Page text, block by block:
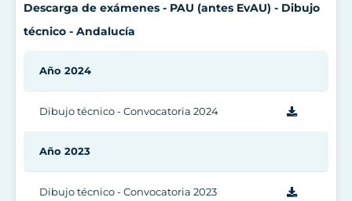
Descarga de exámenes - PAU (antes EvAU) - Dibujo
técnico - Andalucía
Año 2024
Dibujo técnico - Convocatoria 2024
Año 2023
Dibujo técnico - Convocatoria 2023